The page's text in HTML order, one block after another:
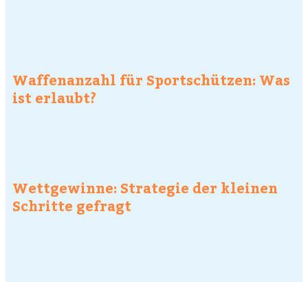
Waffenanzahl für Sportschützen: Was
ist erlaubt?
Wettgewinne: Strategie der kleinen
Schritte gefragt